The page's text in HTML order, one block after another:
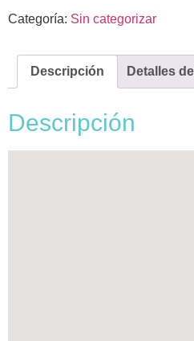
Categoría: Sin categorizar
Descripción Detalles
Descripción